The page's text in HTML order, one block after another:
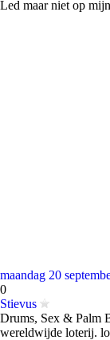
Led maar niet op
maandag 20
0
Stievus
Drums, Sex & Palm
wereldwijde loterij.